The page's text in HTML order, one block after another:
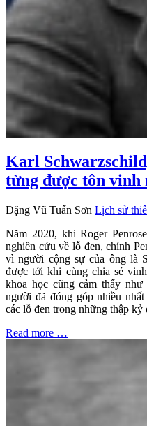
Karl
từng được tôn vinh
Đặng Vũ Tuấn Sơn Lịch sử
Năm 2020, khi Roger
nghiên cứu về lỗ đen, chính
vì người cộng sự của ông là
được tới khi cùng chia sẻ
khoa học cũng cảm thấy
người đã đóng góp nhiều
các lỗ đen trong những thập kỷ
Read more …